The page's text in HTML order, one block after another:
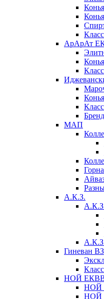
АрАрАт
МАП
А.К.З.
Гиневан ВЗ
НОЙ
НОЙ
НОЙ